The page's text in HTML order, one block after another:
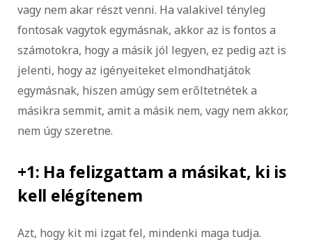
vagy nem akar részt venni. Ha valakivel tényleg
fontosak vagytok egymásnak, akkor az is fontos a
számotokra, hogy a másik jól legyen, ez pedig azt is
jelenti, hogy az igényeiteket elmondhatjátok
egymásnak, hiszen amúgy sem erőltetnétek a
másikra semmit, amit a másik nem, vagy nem akkor,
nem úgy szeretne.
+1: Ha felizgattam a másikat, ki is
kell elégítenem
Azt, hogy kit mi izgat fel, mindenki maga tudja.